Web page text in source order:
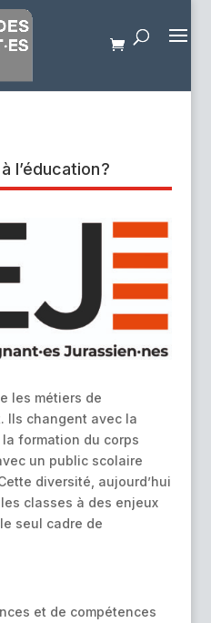
l’éducation ?
les métiers de
Ils changent avec la
formation du corps
un public scolaire
diversité, aujourd’hui
classes à des enjeux
seul cadre de
et de compétences